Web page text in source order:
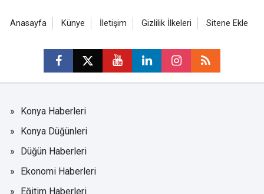
Anasayfa Künye İletişim Gizlilik İlkeleri Sitene Ekle
Konya Haberleri
Konya Düğünleri
Düğün Haberleri
Ekonomi Haberleri
Eğitim Haberleri